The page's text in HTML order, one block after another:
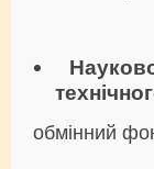
обмінний